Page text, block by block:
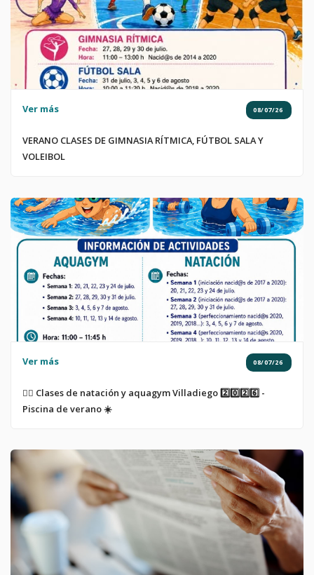
Ver más 08/07/26
VERANO CLASES DE GIMNASIA RÍTMICA, FÚTBOL SALA Y
VOLEIBOL
Ver más 08/07/26
🏊‍♀️ Clases de natación y aquagym Villadiego 2️⃣0️⃣2️⃣6️⃣ -
Piscina de verano ☀️